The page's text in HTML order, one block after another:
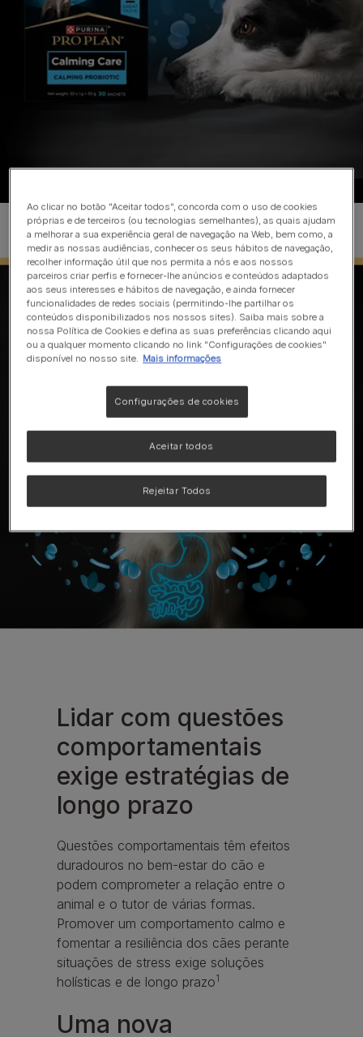
Lidar com questões
comportamentais
exige estratégias de
longo prazo
Questões comportamentais têm efeitos
duradouros no bem-estar do cão e
podem comprometer a relação entre o
animal e o tutor de várias formas.
Promover um comportamento calmo e
fomentar a resiliência dos cães perante
situações de stress exige soluções
holísticas e de longo prazo1
Uma nova
Ao clicar no botão "Aceitar todos", concorda com o uso de cookies
próprias e de terceiros (ou tecnologias semelhantes), as quais ajudam
a melhorar a sua experiência geral de navegação na Web, bem como, a
medir as nossas audiências, conhecer os seus hábitos de navegação,
recolher informação útil que nos permita a nós e aos nossos
parceiros criar perfis e fornecer-lhe anúncios e conteúdos adaptados
aos seus interesses e hábitos de navegação, e ainda fornecer
funcionalidades de redes sociais (permitindo-lhe partilhar os
conteúdos disponibilizados nos nossos sites). Saiba mais sobre a
nossa Política de Cookies e defina as suas preferências clicando aqui
ou a qualquer momento clicando no link "Configurações de cookies"
disponível no nosso site. Mais informações
Configurações de cookies
Rejeitar Todos
Aceitar todos